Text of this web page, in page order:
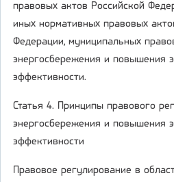
правовых актов Российской
иных нормативных правовых
Федерации, муниципальных
энергосбережения и повышения
эффективности.
Статья 4. Принципы правового
энергосбережения и повышения
эффективности
Правовое регулирование в